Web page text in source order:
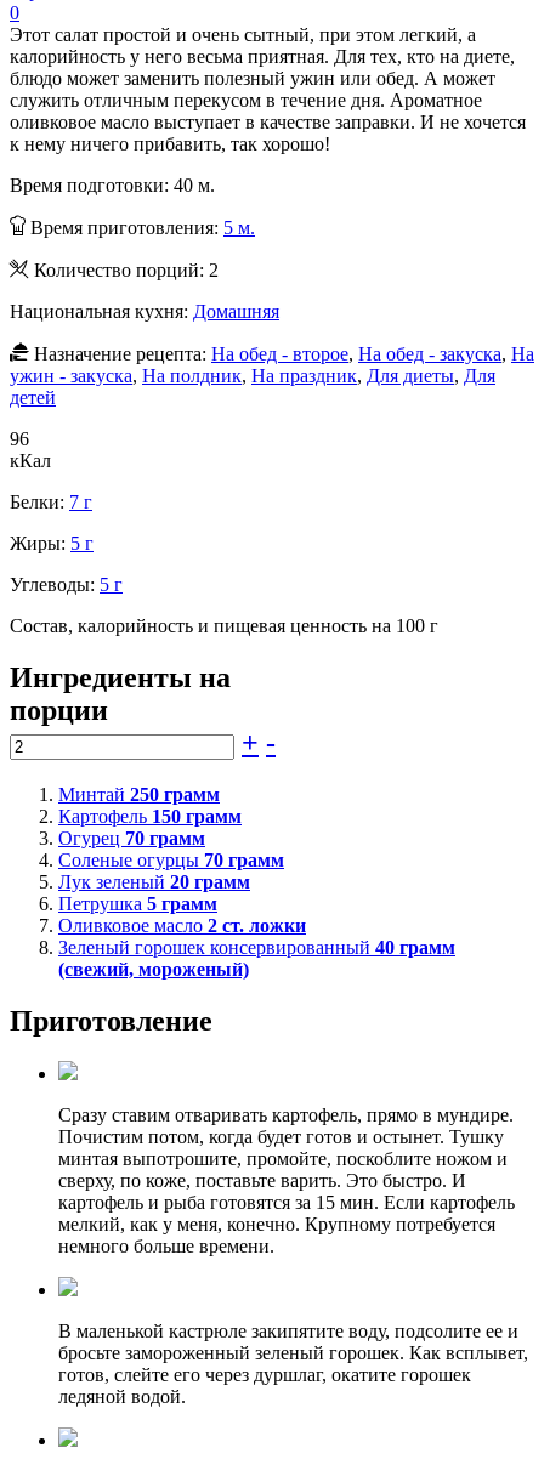
0
Этот салат простой и очень сытный, при этом легкий, а
калорийность у него весьма приятная. Для тех, кто на диете,
блюдо может заменить полезный ужин или обед. А может
служить отличным перекусом в течение дня. Ароматное
оливковое масло выступает в качестве заправки. И не хочется
к нему ничего прибавить, так хорошо!
Время подготовки: 40 м.
Время приготовления: 5 м.
Количество порций: 2
Национальная кухня: Домашняя
Назначение рецепта: На обед - второе, На обед - закуска, На
ужин - закуска, На полдник, На праздник, Для диеты, Для
детей
96
кКал
Белки: 7 г
Жиры: 5 г
Углеводы: 5 г
Состав, калорийность и пищевая ценность на 100 г
Ингредиенты на
порции
+ -
Минтай 250 грамм
Картофель 150 грамм
Огурец 70 грамм
Соленые огурцы 70 грамм
Лук зеленый 20 грамм
Петрушка 5 грамм
Оливковое масло 2 ст. ложки
Зеленый горошек консервированный 40 грамм
(свежий, мороженый)
Приготовление
Сразу ставим отваривать картофель, прямо в мундире.
Почистим потом, когда будет готов и остынет. Тушку
минтая выпотрошите, промойте, поскоблите ножом и
сверху, по коже, поставьте варить. Это быстро. И
картофель и рыба готовятся за 15 мин. Если картофель
мелкий, как у меня, конечно. Крупному потребуется
немного больше времени.
В маленькой кастрюле закипятите воду, подсолите ее и
бросьте замороженный зеленый горошек. Как всплывет,
готов, слейте его через дуршлаг, окатите горошек
ледяной водой.